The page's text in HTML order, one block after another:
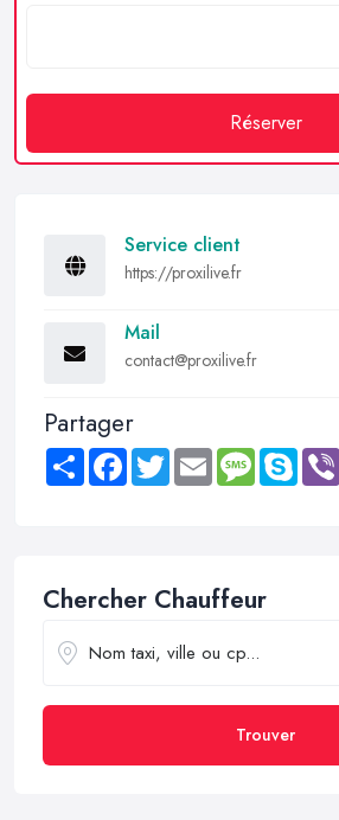
Réserver
Service client
https://proxilive.fr
Mail
contact@proxilive.fr
Partager
Share FacebookTwitter Email MessageSkype
Chercher Chauffeur
Trouver